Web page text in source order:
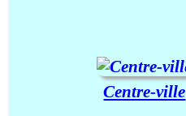
Centre-ville